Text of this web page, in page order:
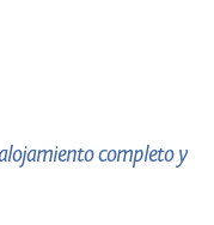
completo y